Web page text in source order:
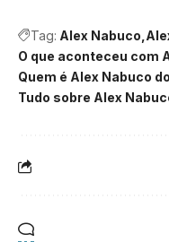
Tag: Alex Nabuco
O que aconteceu com
Quem é Alex Nabuco
Tudo sobre Alex